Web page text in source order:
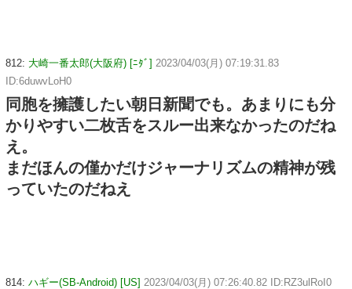
812: 大崎一番太郎(大阪府) [ﾆﾀﾞ] 2023/04/03(月) 07:19:31.83
ID:6duwvLoH0
同胞を擁護したい朝日新聞でも。あまりにも分
かりやすい二枚舌をスルー出来なかったのだね
え。
まだほんの僅かだけジャーナリズムの精神が残
っていたのだねえ
814: ハギー(SB-Android) [US] 2023/04/03(月) 07:26:40.82 ID:RZ3ulRoI0